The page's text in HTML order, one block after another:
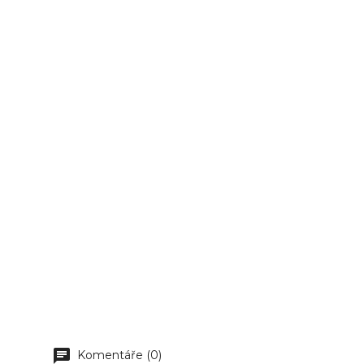
Komentáře (0)